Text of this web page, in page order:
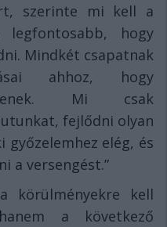
szerinte mi kell a
legfontosabb, hogy
Mindkét csapatnak
ahhoz, hogy
Mi csak
fejlődni olyan
győzelemhez elég, és
a versengést.”
körülményekre kell
a következő